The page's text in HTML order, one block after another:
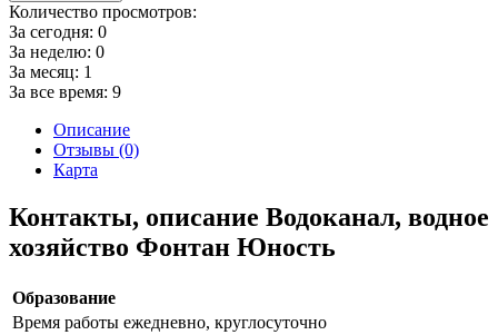
Количество просмотров:
За сегодня: 0
За неделю: 0
За месяц: 1
За все время: 9
Описание
Отзывы (0)
Карта
Контакты, описание Водоканал, водное
хозяйство Фонтан Юность
Образование
Время работы ежедневно, круглосуточно